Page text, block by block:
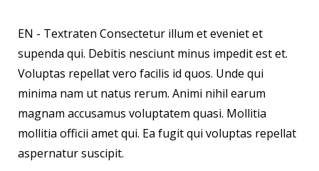
EN - Textraten Consectetur illum et eveniet et
supenda qui. Debitis nesciunt minus impedit est et.
Voluptas repellat vero facilis id quos. Unde qui
minima nam ut natus rerum. Animi nihil earum
magnam accusamus voluptatem quasi. Mollitia
mollitia officii amet qui. Ea fugit qui voluptas repellat
aspernatur suscipit.